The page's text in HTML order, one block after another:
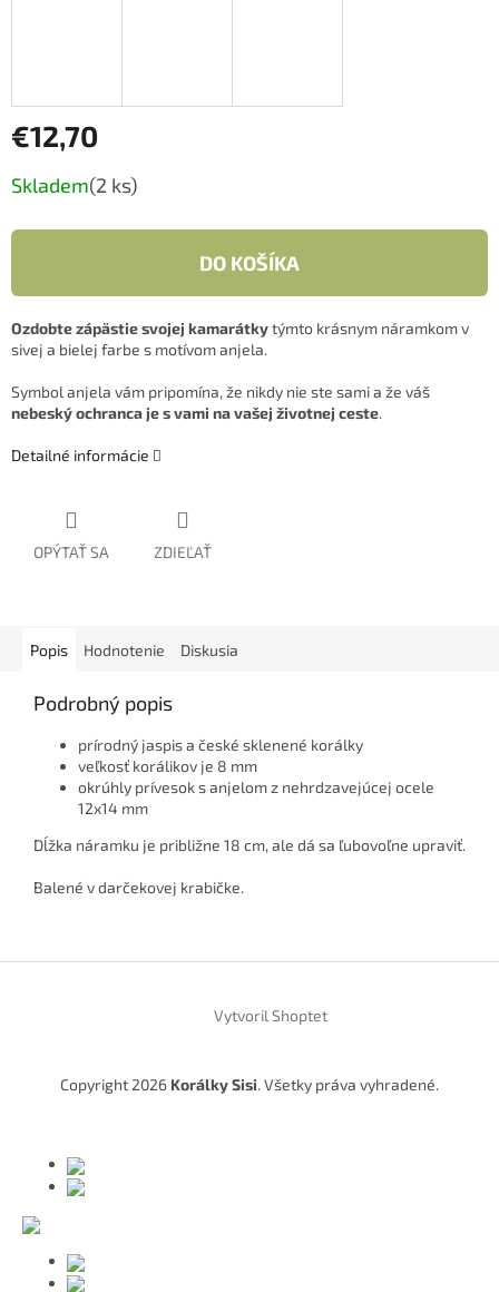
€12,70
Jednotková
cena:
Skladem(2 ks)
DO KOŠÍKA
Ozdobte zápästie svojej kamarátkytýmto krásnym náramkom v
sivej a bielej farbe s motívom anjela.
Symbol anjela vám pripomína, že nikdy nie ste sami a že váš
nebeský ochranca je s vami na vašej životnej ceste.
Detailné informácie
OPÝTAŤ SA ZDIEĽAŤ
Popis Hodnotenie Diskusia
Podrobný popis
prírodný jaspis a české sklenené korálky
veľkosť korálikov je 8 mm
okrúhly prívesok s anjelom z nehrdzavejúcej ocele
12x14 mm
Dĺžka náramku je približne 18 cm, ale dá sa ľubovoľne upraviť.
Balené v darčekovej krabičke.
Vytvoril Shoptet
Copyright 2026 Korálky Sisi. Všetky práva vyhradené.